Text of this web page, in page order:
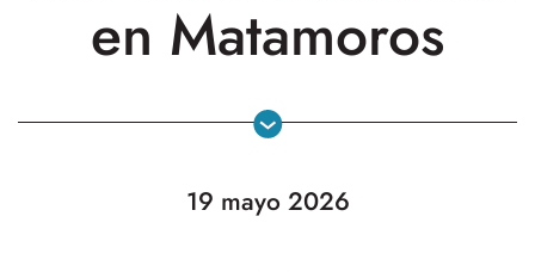
en Matamoros
19 mayo 2026